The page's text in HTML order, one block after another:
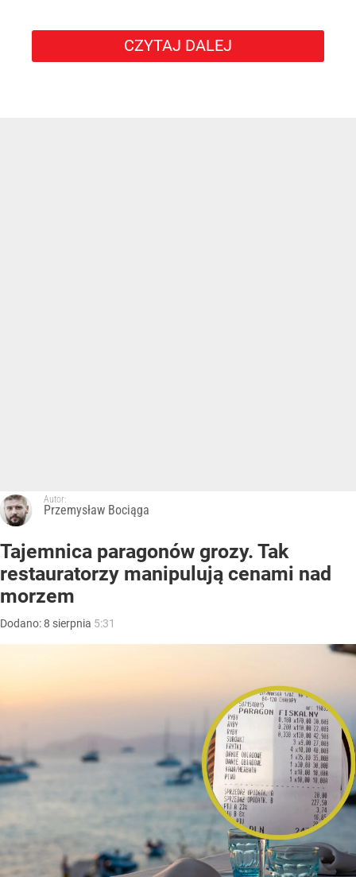
CZYTAJ DALEJ
Autor:
Przemysław Bociąga
Tajemnica paragonów grozy. Tak
restauratorzy manipulują cenami nad
morzem
Dodano:8 sierpnia 5:31